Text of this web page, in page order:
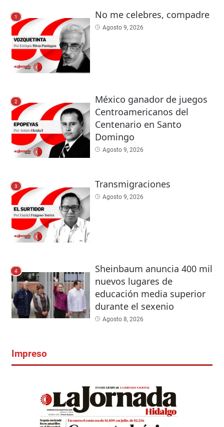
1 No me celebres, compadre
Agosto 9, 2026
2
México ganador de juegos
Centroamericanos del
Centenario en Santo
Domingo
Agosto 9, 2026
3 Transmigraciones
Agosto 9, 2026
4
Sheinbaum anuncia 400 mil
nuevos lugares de
educación media superior
durante el sexenio
Agosto 8, 2026
Impreso